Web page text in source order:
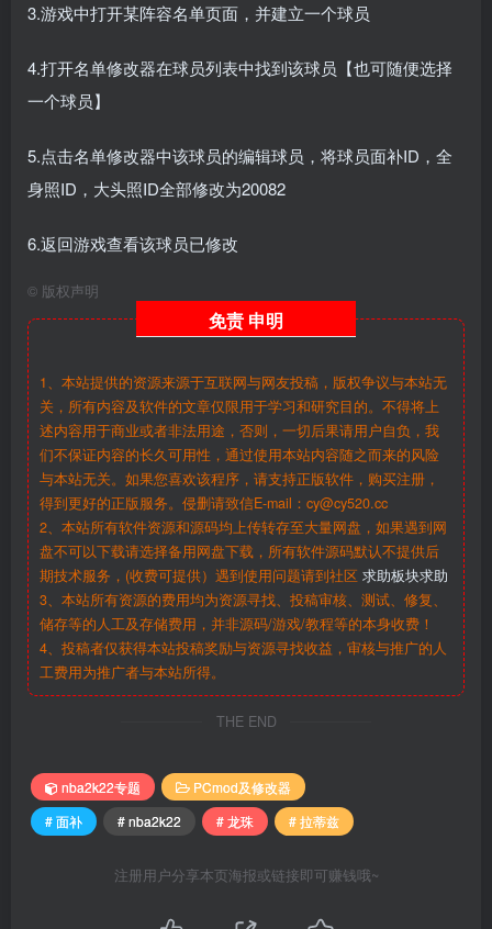
3.游戏中打开某阵容名单页面，并建立一个球员
4.打开名单修改器在球员列表中找到该球员【也可随便选择
一个球员】
5.点击名单修改器中该球员的编辑球员，将球员面补ID，全
身照ID，大头照ID全部修改为20082
6.返回游戏查看该球员已修改
© 版权声明
免责 申明
1、本站提供的资源来源于互联网与网友投稿，版权争议与本站无
关，所有内容及软件的文章仅限用于学习和研究目的。不得将上
述内容用于商业或者非法用途，否则，一切后果请用户自负，我
们不保证内容的长久可用性，通过使用本站内容随之而来的风险
与本站无关。如果您喜欢该程序，请支持正版软件，购买注册，
得到更好的正版服务。侵删请致信E-mail：cy@cy520.cc
2、本站所有软件资源和源码均上传转存至大量网盘，如果遇到网
盘不可以下载请选择备用网盘下载，所有软件源码默认不提供后
期技术服务，(收费可提供）遇到使用问题请到社区 求助板块求助
3、本站所有资源的费用均为资源寻找、投稿审核、测试、修复、
储存等的人工及存储费用，并非源码/游戏/教程等的本身收费！
4、投稿者仅获得本站投稿奖励与资源寻找收益，审核与推广的人
工费用为推广者与本站所得。
THE END
nba2k22专题
PCmod及修改器
# 面补
# nba2k22 # 龙珠 # 拉蒂兹
注册用户分享本页海报或链接即可赚钱哦~